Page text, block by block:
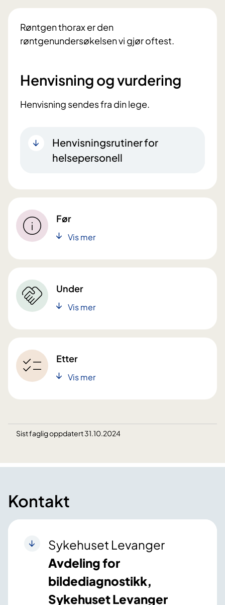
Røntgen thorax er den
røntgenundersøkelsen vi gjør oftest.
Henvisning og vurdering
Henvisning sendes fra din lege.
Henvisningsrutiner for
helsepersonell
Før
Vis mer
Under
Vis mer
Etter
Vis mer
Sist faglig oppdatert 31.10.2024
Kontakt
Sykehuset Levanger
Avdeling for
bildediagnostikk,
Sykehuset Levanger